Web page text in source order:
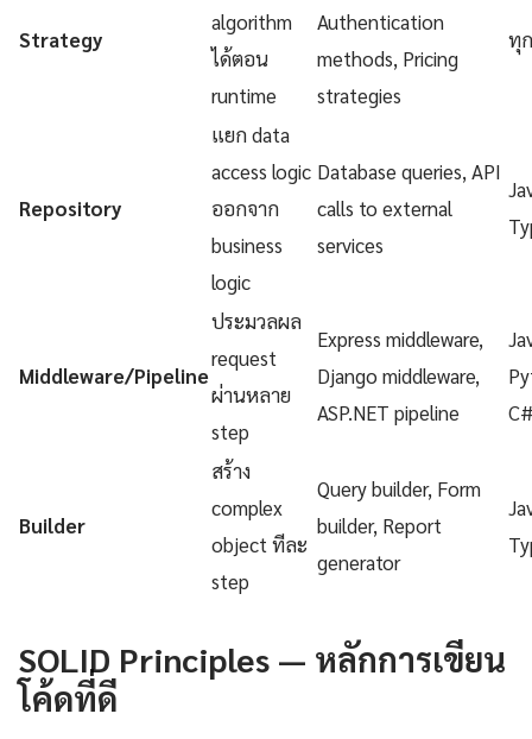
Strategy
algorithm
ได้ตอน
runtime
Authentication
methods, Pricing
strategies
ทุ
Repository
แยก data
access logic
ออกจาก
business
logic
Database queries, API
calls to external
services
Middleware/Pipeline
ประมวลผล
request
ผ่านหลาย
step
Express middleware,
Django middleware,
ASP.NET pipeline
Builder
สร้าง
complex
object ทีละ
step
Query builder, Form
builder, Report
generator
SOLID Principles — หลักการเขียน
โค้ดที่ดี